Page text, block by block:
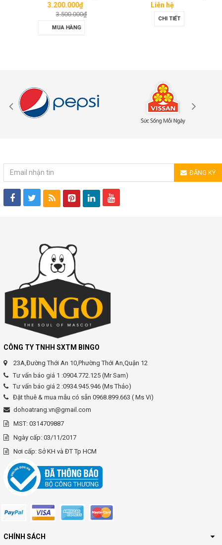
3.200.000₫
3.500.000₫
MUA HÀNG
Liên hệ
CHI TIẾT
ĐĂNG KÝ
CÔNG TY TNHH SXTM BINGO
23A,Đường Thới An 10,Phường Thới An,Quận 12
Tư vấn báo giá 1 :0904.772.125 (Mr Sam)
Tư vấn báo giá 2 :0934.945.946 (Ms Thảo)
Đặt thuê & mua mẫu có sẵn 0968.899.663 ( Ms Vi)
dohoatrang.vn@gmail.com
MST: 0314709887
Ngày cấp: 03/11/2017
Nơi cấp: Sở KH và ĐT Tp HCM
CHÍNH SÁCH